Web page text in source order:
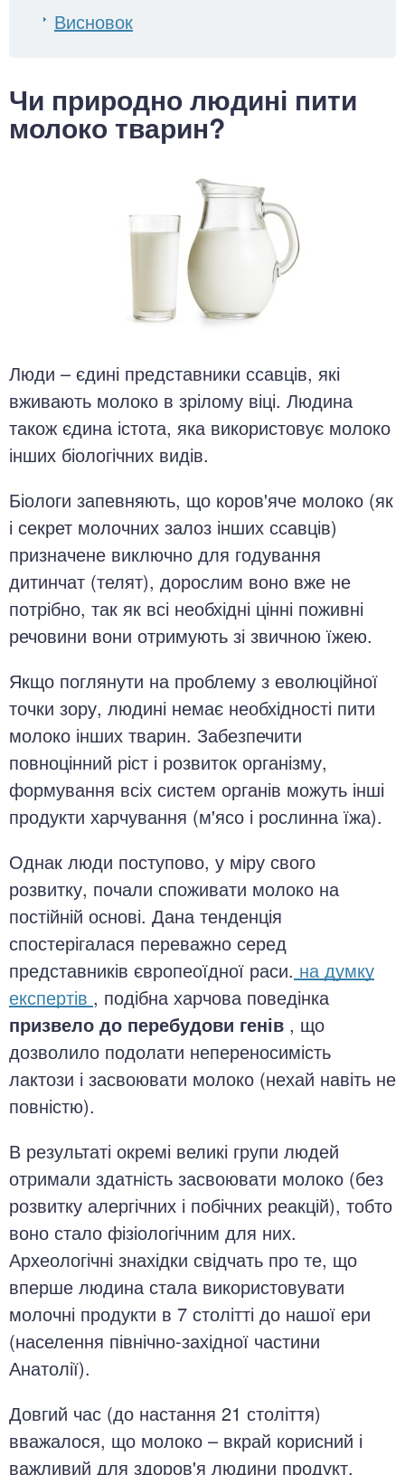
Висновок
Чи природно людині пити
молоко тварин?
Люди – єдині представники ссавців, які
вживають молоко в зрілому віці. Людина
також єдина істота, яка використовує молоко
інших біологічних видів.
Біологи запевняють, що коров'яче молоко (як
і секрет молочних залоз інших ссавців)
призначене виключно для годування
дитинчат (телят), дорослим воно вже не
потрібно, так як всі необхідні цінні поживні
речовини вони отримують зі звичною їжею.
Якщо поглянути на проблему з еволюційної
точки зору, людині немає необхідності пити
молоко інших тварин. Забезпечити
повноцінний ріст і розвиток організму,
формування всіх систем органів можуть інші
продукти харчування (м'ясо і рослинна їжа).
Однак люди поступово, у міру свого
розвитку, почали споживати молоко на
постійній основі. Дана тенденція
спостерігалася переважно серед
представників європеоїдної раси. на думку
експертів , подібна харчова поведінка
призвело до перебудови генів , що
дозволило подолати непереносимість
лактози і засвоювати молоко (нехай навіть не
повністю).
В результаті окремі великі групи людей
отримали здатність засвоювати молоко (без
розвитку алергічних і побічних реакцій), тобто
воно стало фізіологічним для них.
Археологічні знахідки свідчать про те, що
вперше людина стала використовувати
молочні продукти в 7 столітті до нашої ери
(населення північно-західної частини
Анатолії).
Довгий час (до настання 21 століття)
вважалося, що молоко – вкрай корисний і
важливий для здоров'я людини продукт,